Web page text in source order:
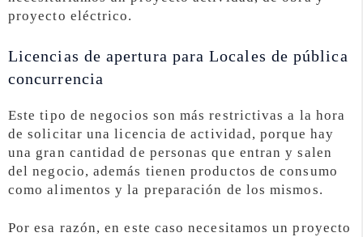
proyecto eléctrico.
Licencias de apertura para Locales de pública
concurrencia
Este tipo de negocios son más restrictivas a la hora
de solicitar una licencia de actividad, porque hay
una gran cantidad de personas que entran y salen
del negocio, además tienen productos de consumo
como alimentos y la preparación de los mismos.
Por esa razón, en este caso necesitamos un proyecto